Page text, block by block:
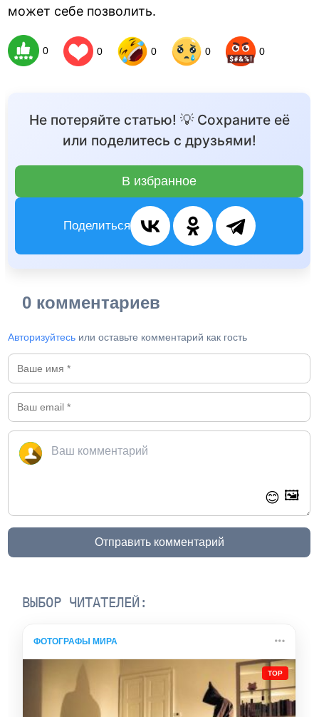
может себе позволить.
0 0 0 0 0
Не потеряйте статью! 💡 Сохраните её
или поделитесь с друзьями!
В избранное
Поделиться
0 комментариев
Авторизуйтесь или оставьте комментарий как гость
😊 🖼️
Отправить комментарий
ВЫБОР ЧИТАТЕЛЕЙ:
ФОТОГРАФЫ МИРА
TOP